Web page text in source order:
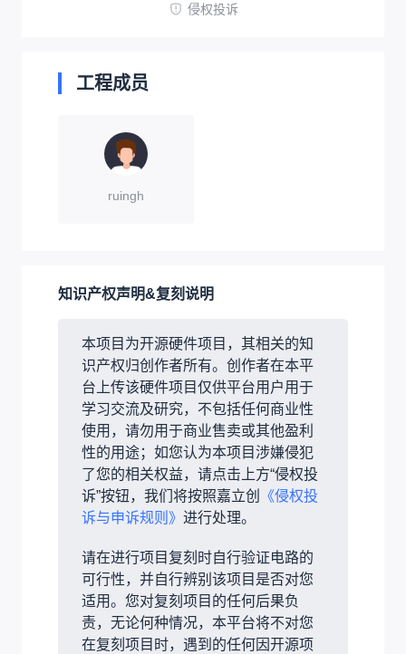
侵权投诉
工程成员
ruingh
知识产权声明&复刻说明
本项目为开源硬件项目，其相关的知
识产权归创作者所有。创作者在本平
台上传该硬件项目仅供平台用户用于
学习交流及研究，不包括任何商业性
使用，请勿用于商业售卖或其他盈利
性的用途；如您认为本项目涉嫌侵犯
了您的相关权益，请点击上方“侵权投
诉”按钮，我们将按照嘉立创
《侵权投
诉与申诉规则》 进行处理。
请在进行项目复刻时自行验证电路的
可行性，并自行辨别该项目是否对您
适用。您对复刻项目的任何后果负
责，无论何种情况，本平台将不对您
在复刻项目时，遇到的任何因开源项